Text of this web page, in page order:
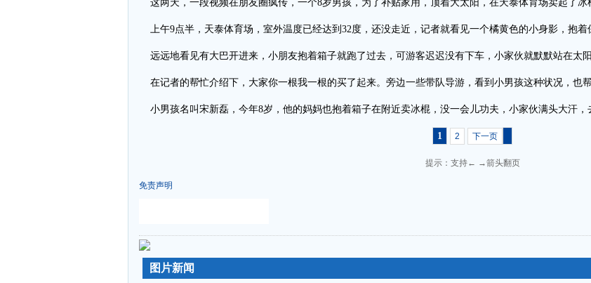
这两天，一段视频在朋友圈疯传，一个8岁男孩，为了补贴家用，顶着大太阳，在天泰体育场卖起了冰
上午9点半，天泰体育场，室外温度已经达到32度，还没走近，记者就看见一个橘黄色的小身影，抱着
远远地看见有大巴开进来，小朋友抱着箱子就跑了过去，可游客迟迟没有下车，小家伙就默默站在太阳
在记者的帮忙介绍下，大家你一根我一根的买了起来。旁边一些带队导游，看到小男孩这种状况，也帮
小男孩名叫宋新磊，今年8岁，他的妈妈也抱着箱子在附近卖冰棍，没一会儿功夫，小家伙满头大汗，
1 2 下一页
提示：支持← →箭头翻页
免责声明
-
-
图片新闻